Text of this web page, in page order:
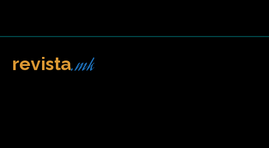
revista.mk